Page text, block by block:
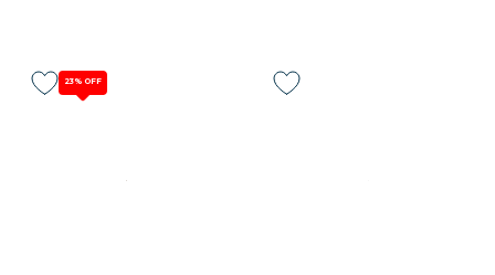
23% OFF